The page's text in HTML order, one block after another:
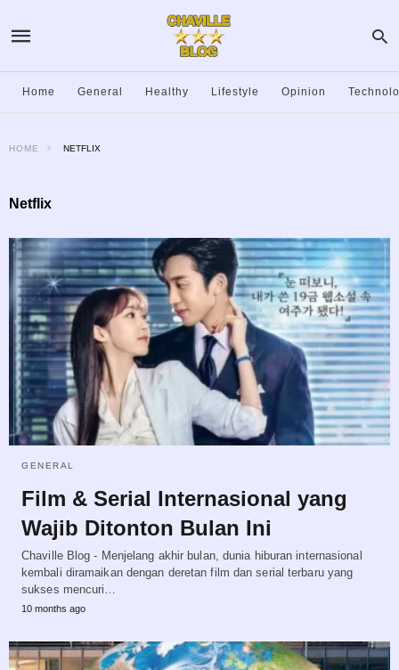
Home General Healthy Lifestyle Opinion
HOME NETFLIX
Netflix
GENERAL
Film & Serial Internasional yang
Wajib Ditonton Bulan Ini
Chaville Blog - Menjelang akhir bulan, dunia hiburan internasional
kembali diramaikan dengan deretan film dan serial terbaru yang
sukses mencuri…
10 months ago